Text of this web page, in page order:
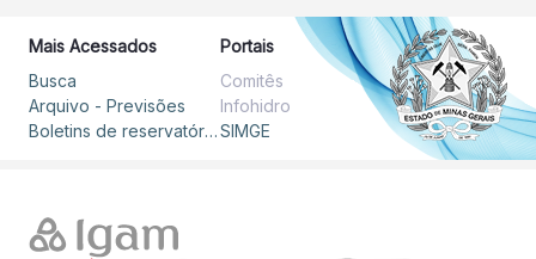
Mais Acessados
Busca
Arquivo - Previsões
Boletins de reservatórios
Portais
Comitês
Infohidro
SIMGE